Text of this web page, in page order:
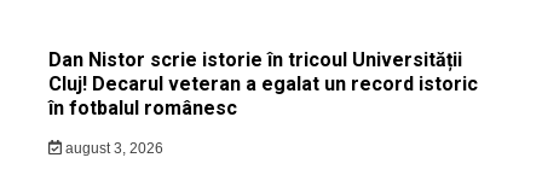
Dan Nistor scrie istorie în tricoul Universității
Cluj! Decarul veteran a egalat un record istoric
în fotbalul românesc
august 3, 2026